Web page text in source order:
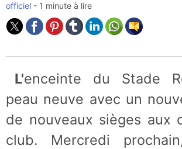
officiel - 1 minute à lire
L'enceinte du Stade Rennais fait
peau neuve avec un
de nouveaux sièges aux
club. Mercredi